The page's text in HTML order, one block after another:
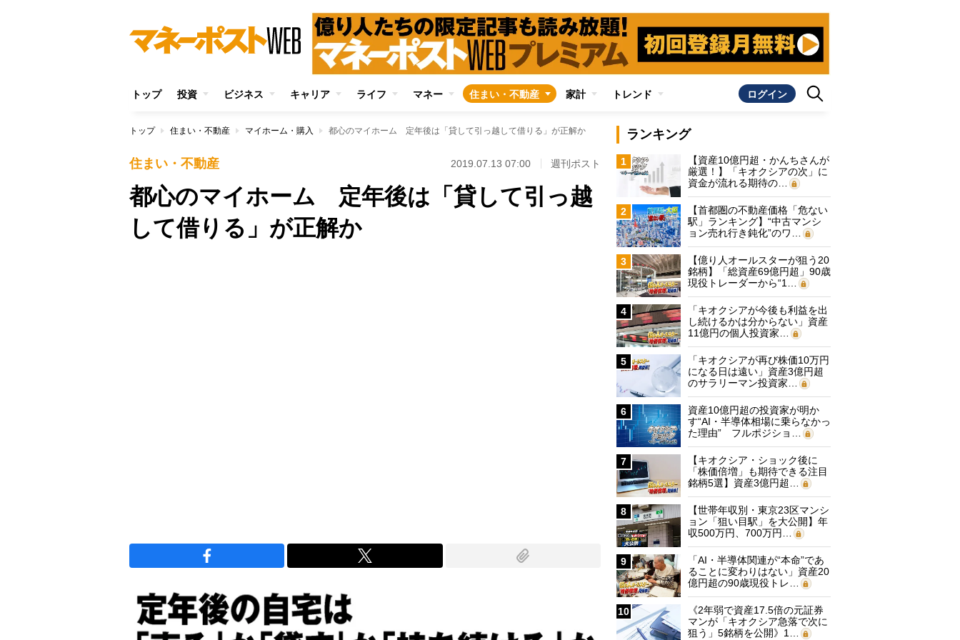
トップ 投資 ビジネス キャリア ライフ マネー 住まい・不動産 家計 トレンド ログイン
トップ 住まい・不動産 マイホーム・購入 都心のマイホーム 定年後は「貸して引っ越して借りる」が正解か
住まい・不動産 2019.07.13 07:00 週刊ポスト
都心のマイホーム 定年後は「貸して引っ越
して借りる」が正解か
ランキング
1
【資産10億円超・かんちさんが
厳選！】「キオクシアの次」に
資金が流れる期待の…
2
【首都圏の不動産価格「危ない
駅」ランキング】“中古マンシ
ョン売れ行き鈍化”のワ…
3
【億り人オールスターが狙う20
銘柄】「総資産69億円超」90歳
現役トレーダーから“1…
4
「キオクシアが今後も利益を出
し続けるかは分からない」資産
11億円の個人投資家…
5
「キオクシアが再び株価10万円
になる日は遠い」資産3億円超
のサラリーマン投資家…
6
資産10億円超の投資家が明か
す“AI・半導体相場に乗らなかっ
た理由” フルポジショ…
7
【キオクシア・ショック後に
「株価倍増」も期待できる注目
銘柄5選】資産3億円超…
8
【世帯年収別・東京23区マンシ
ョン「狙い目駅」を大公開】年
収500万円、700万円…
9
「AI・半導体関連が“本命”であ
ることに変わりはない」資産20
億円超の90歳現役トレ…
10
《2年弱で資産17.5倍の元証券
マンが「キオクシア急落で次に
狙う」5銘柄を公開》1…